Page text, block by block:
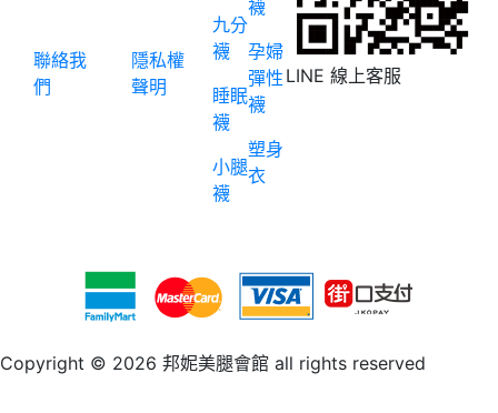
聯絡我
們
隱私權
聲明
九分
襪
睡眠
襪
小腿
襪
襪
孕婦
彈性
襪
塑身
衣
LINE 線上客服
Copyright © 2026 邦妮美腿會館 all rights reserved